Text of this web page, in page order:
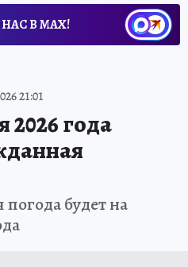
В МАХ!
21:01
года
будет на